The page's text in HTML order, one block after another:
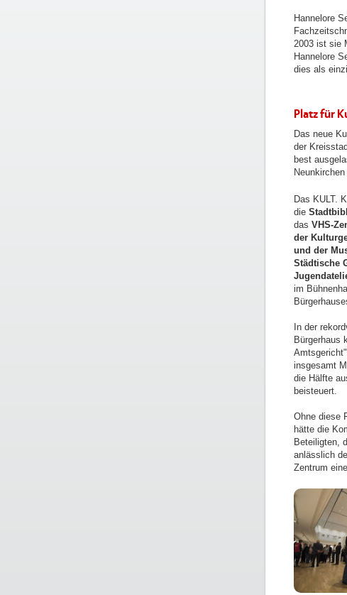
Hannelore
2003 ist sie
Hannelore
dies als
Platz für
Das neue
der
best
Das KULT.
die
das VHS-
der
und der
Städtische
im
In der
Bürgerhaus
insgesamt
die Hälfte
beisteuert.
Ohne diese
hätte die
Beteiligten,
anlässlich
Zentrum